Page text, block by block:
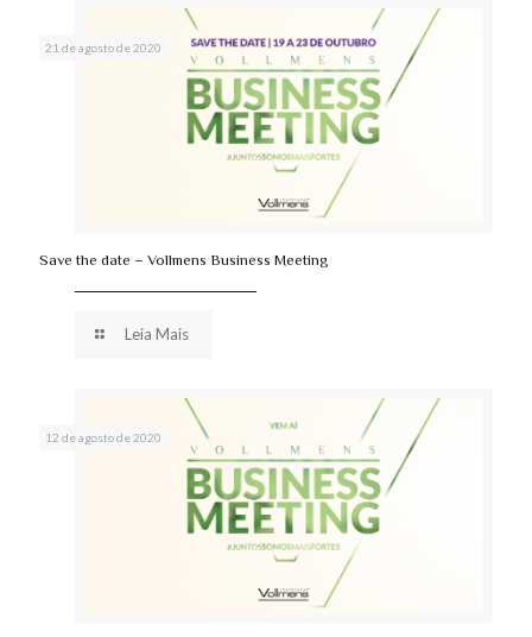
21 de agosto de 2020
Save the date – Vollmens Business Meeting
Leia Mais
12 de agosto de 2020